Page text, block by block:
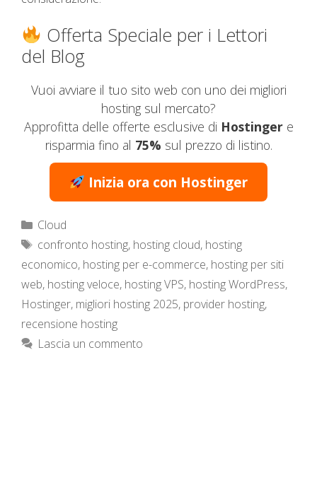
Offerta Speciale per i Lettori
del Blog
Vuoi avviare il tuo sito web con uno dei migliori
hosting sul mercato?
Approfitta delle offerte esclusive di Hostingere
risparmia fino al 75% sul prezzo di listino.
Inizia ora con Hostinger
Categorie
Cloud
Tag
confronto hosting, hosting cloud, hosting
economico, hosting per e-commerce, hosting per siti
web, hosting veloce, hosting VPS, hosting WordPress,
Hostinger, migliori hosting 2025, provider hosting,
recensione hosting
Lascia un commento